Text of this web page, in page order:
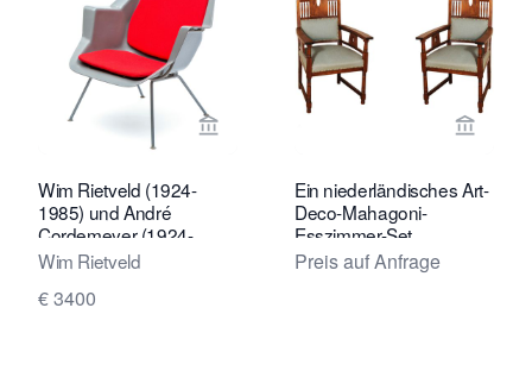
Verkaeuferseite von Kunstconsult 2.0
Wim Rietveld (1924-
1985) und André
Cordemeyer (1924-
1998) Ein früher Nr. '416'
Wim Rietveld
€ 3400
Ein niederländisches Art-
Deco-Mahagoni-
Esszimmer-Set
bestehend aus einem
Tisch und vier Stühlen,
Preis auf Anfrage